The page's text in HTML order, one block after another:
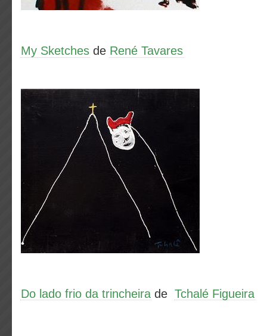
My Sketches de René Tavares
Do lado frio da trincheira de Tchalé Figueira